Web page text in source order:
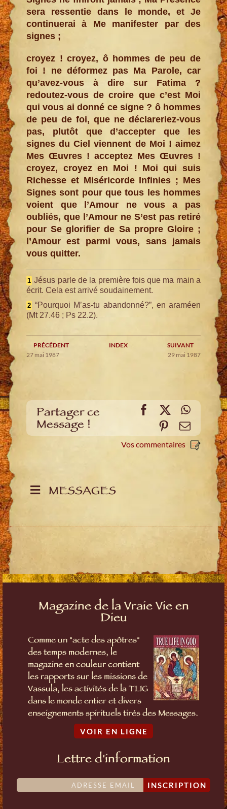
sera ressentie dans le monde, et Je
continuerai à Me manifester par des
signes ;
croyez ! croyez, ô hommes de peu de
foi ! ne déformez pas Ma Parole, car
qu’avez-vous à dire sur Fatima ?
redoutez-vous de croire que c’est Moi
qui vous ai donné ce signe ? ô hommes
de peu de foi, que ne déclareriez-vous
pas, plutôt que d’accepter que les
signes du Ciel viennent de Moi ! aimez
Mes Œuvres ! acceptez Mes Œuvres !
croyez, croyez en Moi ! Moi qui suis
Richesse et Miséricorde Infinies ; Mes
Signes sont pour que tous les hommes
voient que l’Amour ne vous a pas
oubliés, que l’Amour ne S’est pas retiré
pour Se glorifier de Sa propre Gloire ;
l’Amour est parmi vous, sans jamais
vous quitter.
1 Jésus parle de la première fois que ma main a
écrit. Cela est arrivé soudainement.
2 “Pourquoi M’as-tu abandonné?”, en araméen
(Mt 27.46 ; Ps 22.2).
PRÉCÉDENT INDEX
SUIVANT
27 mai 1987
29 mai 1987
Partager ce
Message !
Facebook
X
Pinterest
E-
mail
Vos commentaires
MESSAGES
Magazine de la Vraie Vie en
Dieu
Comme un "acte des apôtres"
des temps modernes, le
magazine en couleur contient
les rapports sur les missions de
Vassula, les activités de la TLIG
dans le monde entier et divers
enseignements spirituels tirés des Messages.
VOIR EN LIGNE
Lettre d'information
INSCRIPTION